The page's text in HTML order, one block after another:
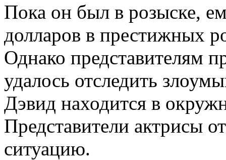
Пока он был в розыске,
долларов в престижных
Однако представителям
удалось отследить
Дэвид находится в
Представители актрисы
ситуацию.